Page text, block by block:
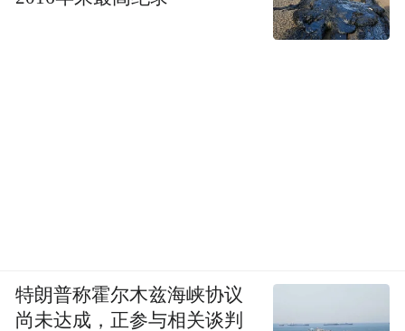
特朗普称霍尔木兹海峡协议
尚未达成，正参与相关谈判